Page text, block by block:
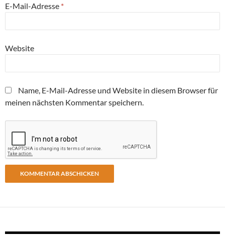
E-Mail-Adresse *
Website
Name, E-Mail-Adresse und Website in diesem Browser für
meinen nächsten Kommentar speichern.